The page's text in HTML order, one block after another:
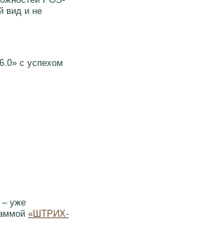
вид и не
с успехом
– уже
«ШТРИХ-